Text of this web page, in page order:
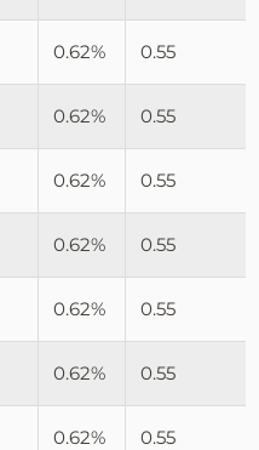
0.62% 0.55
0.62% 0.55
0.62% 0.55
0.62% 0.55
0.62% 0.55
0.62% 0.55
0.62% 0.55